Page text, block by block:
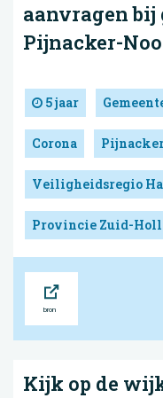
aanvragen bij
Pijnacker-
5 jaar
Corona
Veiligheidsregio
Provincie Zuid-
Kijk op de